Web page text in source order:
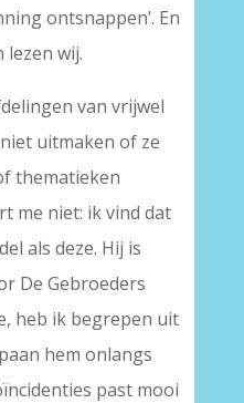
ontsnappen’. En
lezen wij.
van vrijwel
uitmaken of ze
thematieken
me niet: ik vind dat
als deze. Hij is
De Gebroeders
heb ik begrepen uit
hem onlangs
past mooi